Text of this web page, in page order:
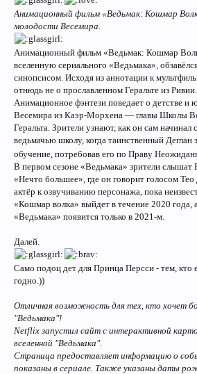
Анимационный фильм «Ведьмак: Кошмар
молодости Весемира.
Анимационный фильм «Ведьмак: Кошмар
вселенную сериального «Ведьмака»,
синопсисом. Исходя из аннотации к
отнюдь не о прославленном Геральте из Ривии.
Анимационное фэнтези поведает о детстве и
Весемира из Каэр-Морхена — главы Школы
Геральта. Зрители узнают, как он сам начинал
ведьмачью школу, когда таинственный Деглан
обучение, потребовав его по Праву
В первом сезоне «Ведьмака» зрители слышат
«Нечто большее», где он говорит голосом
актёр к озвучиванию персонажа, пока
«Кошмар волка» выйдет в течение 2020 года,
«Ведьмака» появится только в 2021-м.
Далей.
Само подоц дет для Принца Персси - тем, кто
годно.))
Отличная возможность для тех, кто хочет
"Ведьмака"!
Netflix запустил сайт c интерактивной
вселенной "Ведьмака".
Страница предоставляет информацию о
показаны в сериале. Также указаны даты